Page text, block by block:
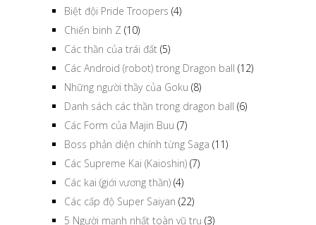
Biệt đội Pride Troopers (4)
Chiến binh Z (10)
Các thần của trái đất (5)
Các Android (robot) trong Dragon ball (12)
Những người thầy của Goku (8)
Danh sách các thần trong dragon ball (6)
Các Form của Majin Buu (7)
Boss phản diện chính từng Saga (11)
Các Supreme Kai (Kaioshin) (7)
Các kai (giới vương thần) (4)
Các cấp độ Super Saiyan (22)
5 Người mạnh nhất toàn vũ trụ (3)